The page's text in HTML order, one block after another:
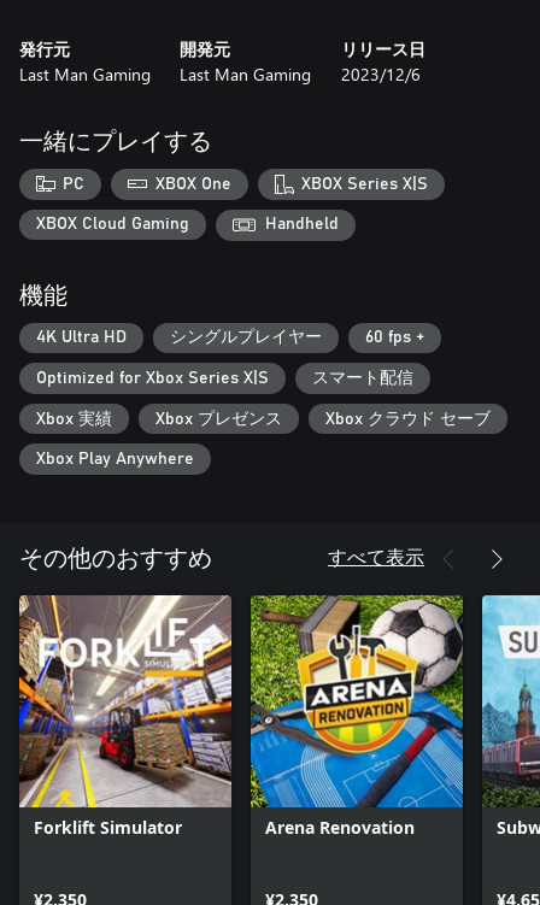
発行元
Last Man Gaming
開発元
Last Man Gaming
リリース日
2023/12/6
一緒にプレイする
PC XBOX One XBOX Series X|S
XBOX Cloud Gaming Handheld
機能
4K Ultra HD シングルプレイヤー 60 fps +
Optimized for Xbox Series X|S スマート配信
Xbox 実績 Xbox プレゼンス Xbox クラウド セーブ
Xbox Play Anywhere
その他のおすすめ すべて表示
Forklift Simulator
¥2,350
Arena Renovation
¥2,350